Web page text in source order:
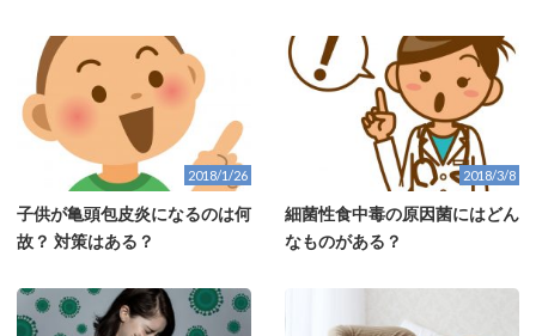
2018/1/26
子供が亀頭包皮炎になるのは何
故？ 対策はある？
2018/3/8
細菌性食中毒の原因菌にはどん
なものがある？